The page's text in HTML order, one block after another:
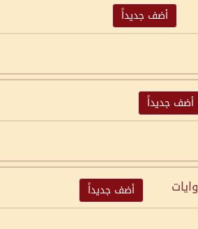
أضف جديداً
أضف جديداً
أضف جديداً